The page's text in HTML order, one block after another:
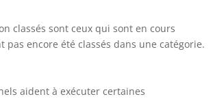
classés sont ceux qui sont en cours
pas encore été classés dans une catégorie.
aident à exécuter certaines